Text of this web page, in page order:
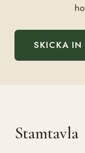
SKICKA IN
Stamtavla